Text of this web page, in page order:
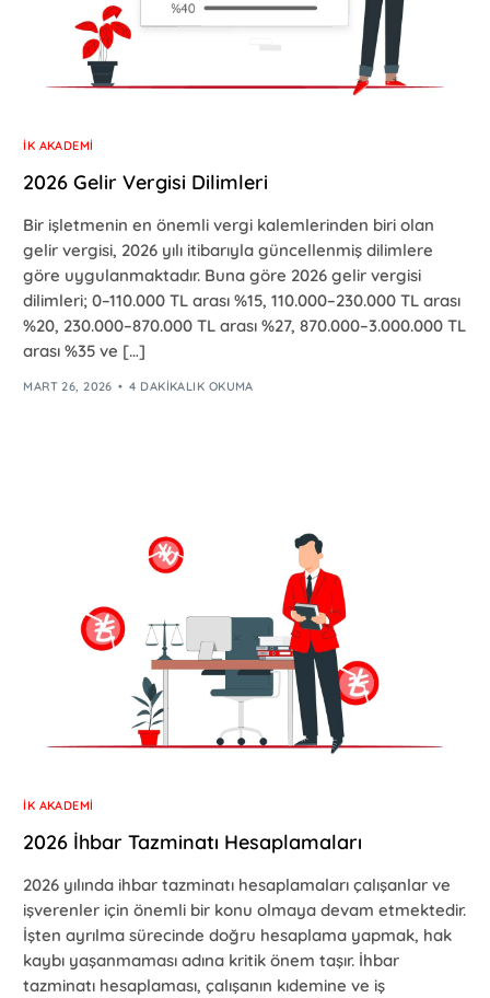
İK AKADEMI
2026 Gelir Vergisi Dilimleri
Bir işletmenin en önemli vergi kalemlerinden biri olan
gelir vergisi, 2026 yılı itibarıyla güncellenmiş dilimlere
göre uygulanmaktadır. Buna göre 2026 gelir vergisi
dilimleri; 0–110.000 TL arası %15, 110.000–230.000 TL arası
%20, 230.000–870.000 TL arası %27, 870.000–3.000.000 TL
arası %35 ve […]
MART 26, 2026 4 DAKIKALIK OKUMA
İK AKADEMI
2026 İhbar Tazminatı Hesaplamaları
2026 yılında ihbar tazminatı hesaplamaları çalışanlar ve
işverenler için önemli bir konu olmaya devam etmektedir.
İşten ayrılma sürecinde doğru hesaplama yapmak, hak
kaybı yaşanmaması adına kritik önem taşır. İhbar
tazminatı hesaplaması, çalışanın kıdemine ve iş